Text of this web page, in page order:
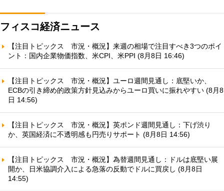
フィスコ経済ニュース
【注目トピックス 市況・概況】来週の相場で注目すべき3つのポイ
ント：国内企業物価指数、米CPI、米PPI (8月8日 16:46)
【注目トピックス 市況・概況】ユーロ週間見通し：底堅いか、
ECBの引き締め的政策方針見込みからユーロ買いに振れやすい (8月8
日 14:56)
【注目トピックス 市況・概況】英ポンド週間見通し：下げ渋り
か、英国経済に不透明感も円売りサポート (8月8日 14:56)
【注目トピックス 市況・概況】為替週間見通し：ドルは底堅い展
開か、日米協調介入による急落の反動でドルに買戻し (8月8日
14:55)